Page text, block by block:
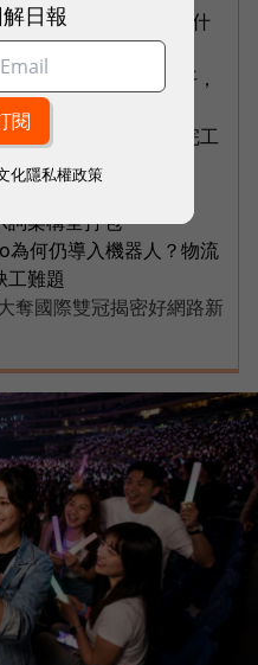
國際評比揭密：什
！最低調的二代鄭平，
價？
你讀Gmail、自動跑完工
看
實測整理，
架構全打包
何仍導入機器人？物流
工難題
奪國際雙冠揭密好網路新
日報
化隱私權政策